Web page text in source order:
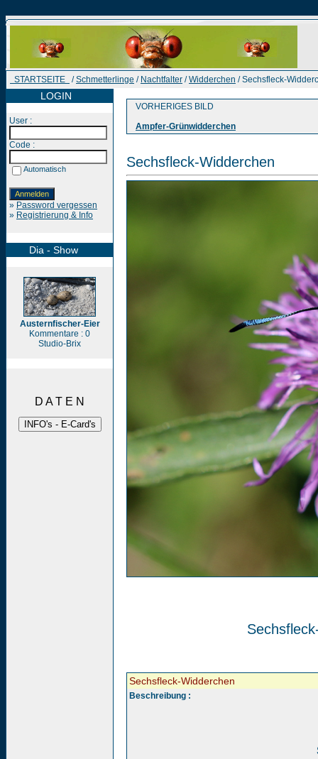
STARTSEITE /Schmetterlinge / Nachtfalter /Widderchen / Sechsfleck-
LOGIN
User :
Code :
Automatisch
» Password vergessen
» Registrierung & Info
Dia - Show
Austernfischer-Eier
Kommentare : 0
Studio-Brix
D A T E N
VORHERIGES BILD
Ampfer-Grünwidderchen
Sechsfleck-Widderchen
Sechsfleck-Widderchen
Beschreibung :